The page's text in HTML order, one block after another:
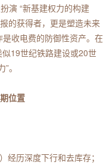
演 “新基建权力的构建
的获得者，更是塑造未来
收电费的防御性资产。在
19世纪铁路建设或20世
。
位置
经历深度下行和去库存；